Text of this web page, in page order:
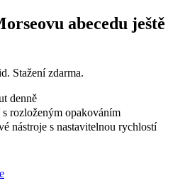
abecedu ještě
Stažení zdarma.
denně
rozloženým opakováním
nástroje s nastavitelnou rychlostí